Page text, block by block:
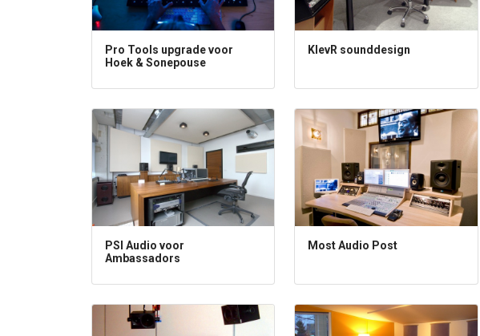
Pro Tools upgrade voor
Hoek & Sonepouse
KlevR sounddesign
PSI Audio voor
Ambassadors
Most Audio Post